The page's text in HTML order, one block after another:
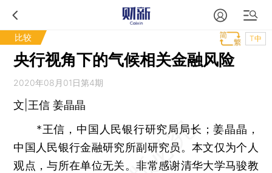
比较 T中
央行视角下的气候相关金融风险
2020年08月01日第4期
文|王信 姜晶晶
*王信，中国人民银行研究局局长；姜晶晶，
中国人民银行金融研究所副研究员。本文仅为个人
观点，与所在单位无关。非常感谢清华大学马骏教